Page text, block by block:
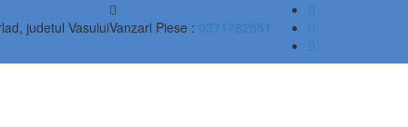
Vanzari Piese : 0371782551
judetul Vasului